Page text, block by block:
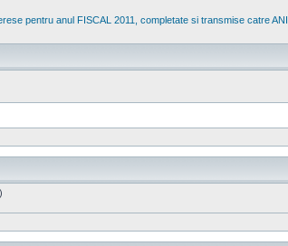
pentru anul FISCAL 2011, completate si transmise catre ANI